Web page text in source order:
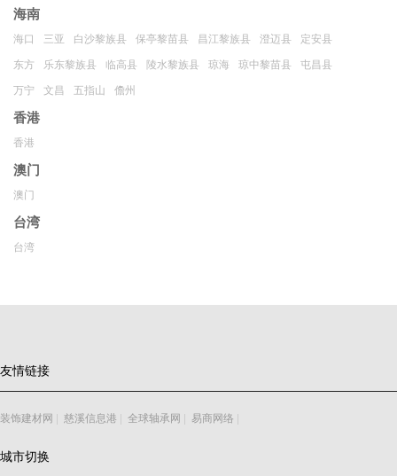
海南
海口 三亚 白沙黎族县 保亭黎苗县 昌江黎族县 澄迈县 定安县
东方 乐东黎族县 临高县 陵水黎族县 琼海 琼中黎苗县 屯昌县
万宁 文昌 五指山 儋州
香港
香港
澳门
澳门
台湾
台湾
友情链接
装饰建材网 | 慈溪信息港 | 全球轴承网 | 易商网络 |
城市切换